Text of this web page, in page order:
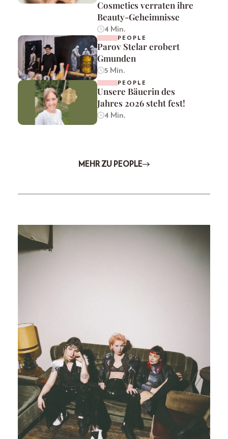
Cosmetics verraten ihre
Beauty-Geheimnisse
4 Min.
PEOPLE
Parov Stelar erobert
Gmunden
5 Min.
PEOPLE
Unsere Bäuerin des
Jahres 2026 steht fest!
4 Min.
MEHR ZU PEOPLE